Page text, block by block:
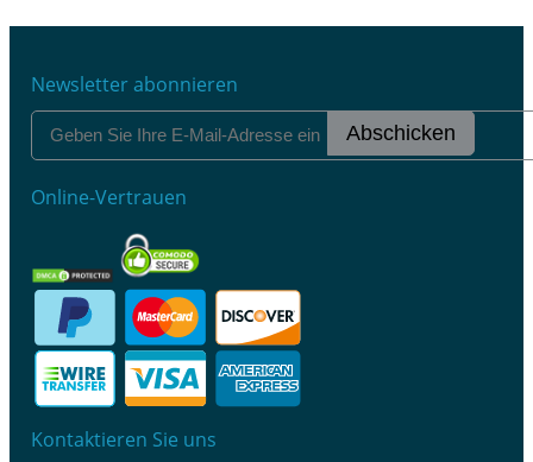
Newsletter abonnieren
Abschicken
Online-Vertrauen
Kontaktieren Sie uns